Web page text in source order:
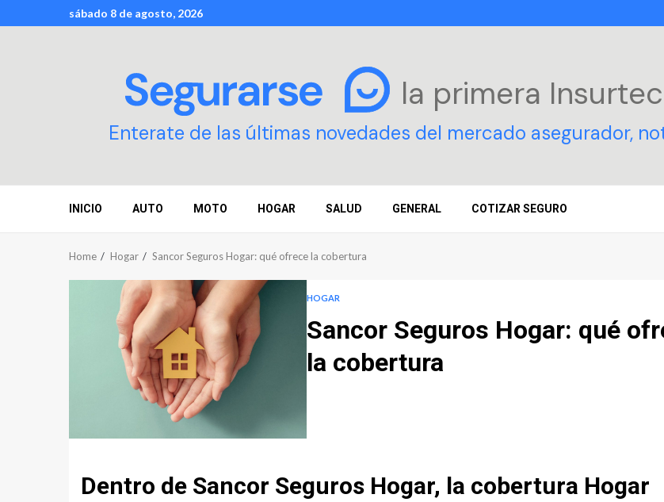
to
sábado 8 de agosto, 2026
la primera
Enterate de las últimas novedades del mercado asegurador,
INICIO AUTO MOTO HOGAR SALUD GENERAL COTIZAR SEGURO
Home Hogar Sancor Seguros Hogar: qué ofrece la cobertura
HOGAR
Sancor Seguros Hogar: qué
la cobertura
Dentro de Sancor Seguros Hogar, la cobertura Hogar